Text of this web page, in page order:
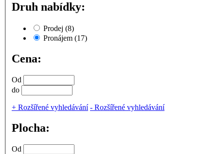
Druh nabídky:
Prodej (8)
Pronájem (17)
Cena:
Od
do
+ Rozšířené vyhledávání - Rozšířené vyhledávání
Plocha:
Od